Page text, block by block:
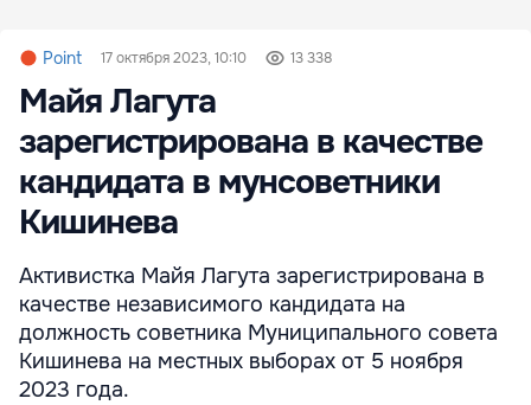
Point 17 октября 2023, 10:10 13 338
Майя Лагута
зарегистрирована в качестве
кандидата в мунсоветники
Кишинева
Активистка Майя Лагута зарегистрирована в
качестве независимого кандидата на
должность советника Муниципального совета
Кишинева на местных выборах от 5 ноября
2023 года.